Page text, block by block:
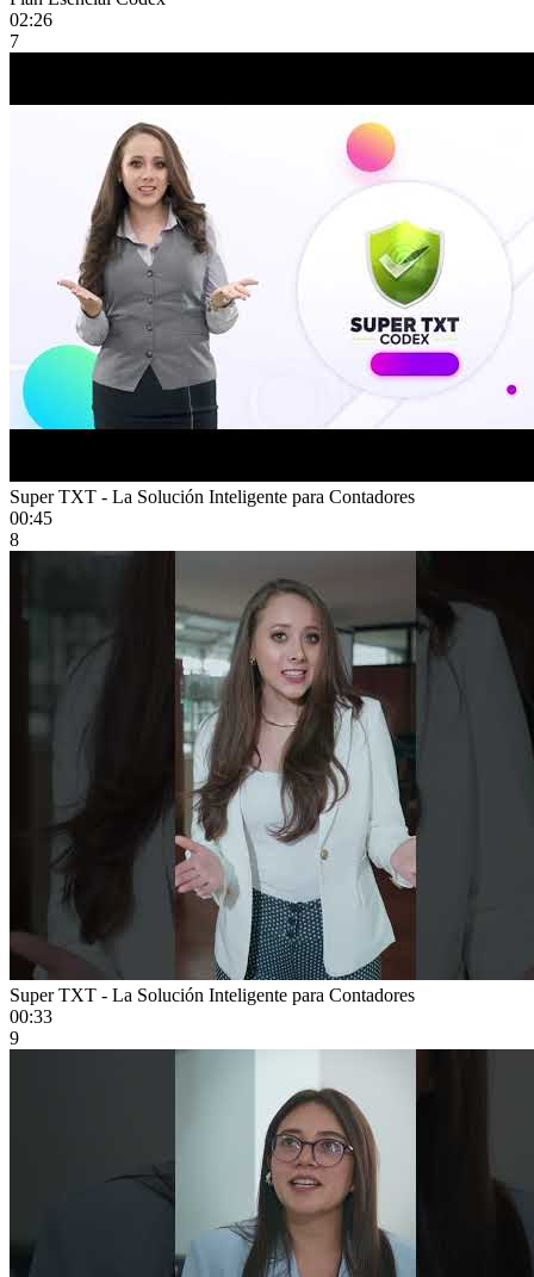
02:26
7
Super TXT - La Solución Inteligente para Contadores
00:45
8
Super TXT - La Solución Inteligente para Contadores
00:33
9